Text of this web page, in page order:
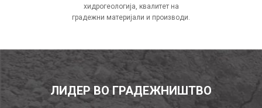
хидрогеологија, квалитет на
градежни материјали и производи.
ЛИДЕР ВО ГРАДЕЖНИШТВО